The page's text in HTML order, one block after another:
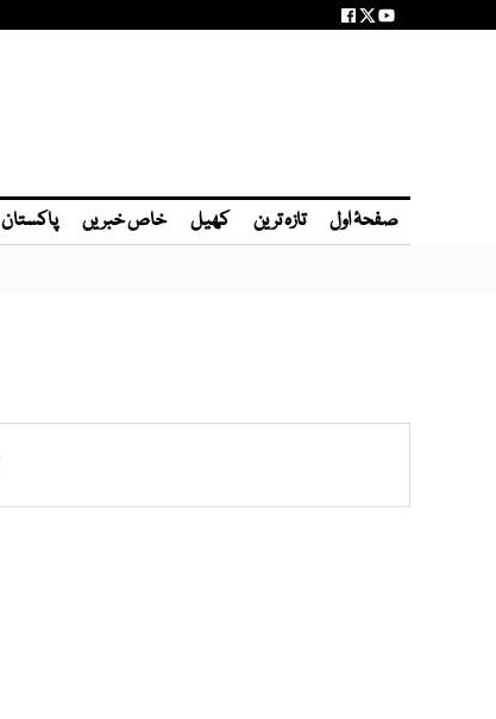
صفحۂ اول تازہ ترین کھیل خاص خبریں پاکستان